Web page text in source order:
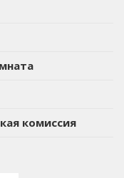
комиссия